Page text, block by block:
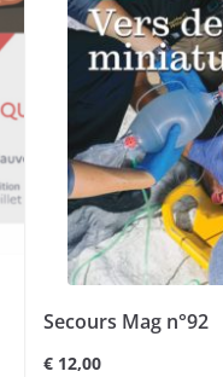
Secours Mag n°92
€ 12,00